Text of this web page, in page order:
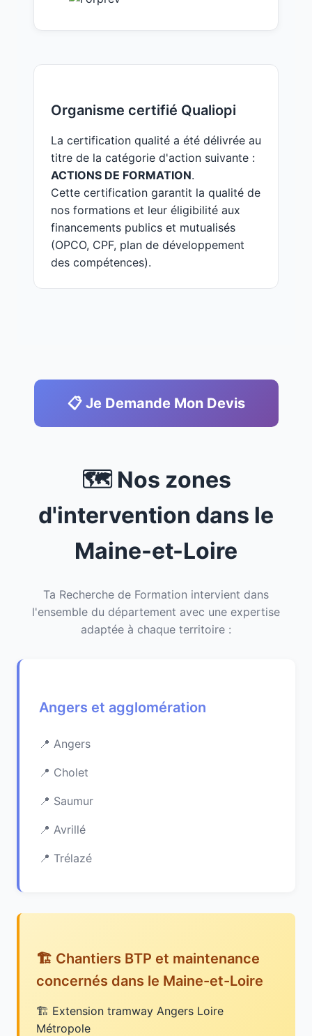
Organisme certifié Qualiopi
La certification qualité a été délivrée au
titre de la catégorie d'action suivante :
ACTIONS DE FORMATION.
Cette certification garantit la qualité de
nos formations et leur éligibilité aux
financements publics et mutualisés
(OPCO, CPF, plan de développement
des compétences).
📋 Je Demande Mon Devis
🗺️ Nos zones
d'intervention dans le
Maine-et-Loire
Ta Recherche de Formation intervient dans
l'ensemble du département avec une expertise
adaptée à chaque territoire :
Angers et agglomération
Angers
Cholet
Saumur
Avrillé
Trélazé
🏗️ Chantiers BTP et maintenance
concernés dans le Maine-et-Loire
Extension tramway Angers Loire
Métropole